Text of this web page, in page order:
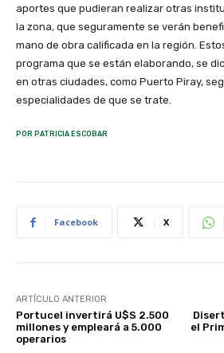
aportes que pudieran realizar otras
la zona, que seguramente se verán
mano de obra calificada en la región.
programa que se están elaborando, se
en otras ciudades, como Puerto Piray,
especialidades de que se trate.
POR PATRICIA ESCOBAR
Facebook X
ARTÍCULO ANTERIOR
Portucel invertirá U$S 2.500
millones y empleará a 5.000
operarios
el